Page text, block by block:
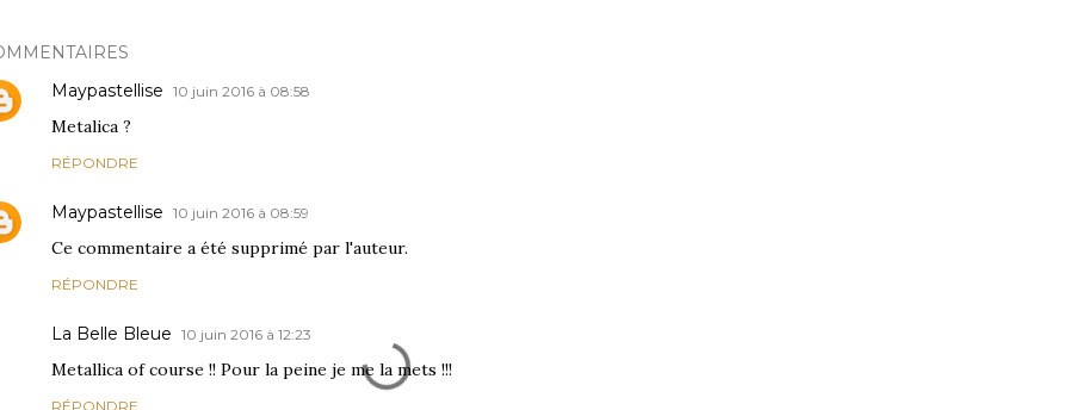
Maypastellise 10 juin 2016 à 08:58
Metalica ?
RÉPONDRE
Maypastellise 10 juin 2016 à 08:59
Ce commentaire a été supprimé par l'auteur.
RÉPONDRE
La Belle Bleue 10 juin 2016 à 12:23
Metallica of course !! Pour la peine je me la mets !!!
RÉPONDRE